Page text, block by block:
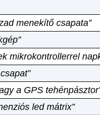
menekítő csapata”
mikrokontrollerrel
a GPS
led mátrix”